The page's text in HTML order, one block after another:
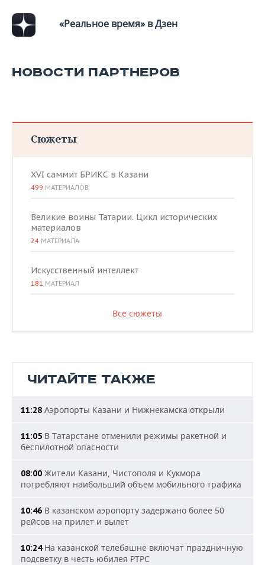
«Реальное время» в Дзен
НОВОСТИ ПАРТНЕРОВ
Сюжеты
XVI саммит БРИКС в Казани
499 МАТЕРИАЛОВ
Великие воины Татарии. Цикл исторических
материалов
24 МАТЕРИАЛА
Искусственный интеллект
181 МАТЕРИАЛ
Все сюжеты
ЧИТАЙТЕ ТАКЖЕ
11:28 Аэропорты Казани и Нижнекамска открыли
11:05 В Татарстане отменили режимы ракетной и
беспилотной опасности
08:00 Жители Казани, Чистополя и Кукмора
потребляют наибольший объем мобильного трафика
10:46 В казанском аэропорту задержано более 50
рейсов на прилет и вылет
10:24На казанской телебашне включат праздничную
подсветку в честь юбилея РТРС